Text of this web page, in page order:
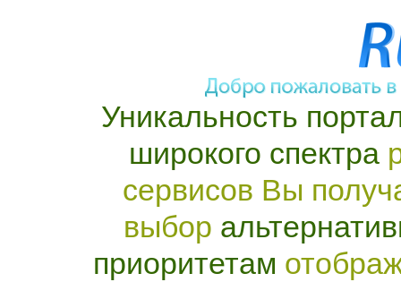
Уникальность
широкого спектра
сервисов Вы
выбор
приоритетам